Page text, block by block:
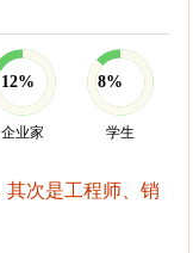
12%
企业家
8%
学生
其次是工程师、销